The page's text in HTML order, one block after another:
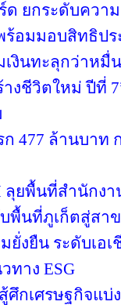
ด ยกระดับควา
ร้อมมอบสิทธิป
เงินทะลุกว่าห
งชีวิตใหม่ ปีที่
477 ล้านบาท
ลุยพื้นที่สำนักงา
พื้นที่ภูเก็ตสู่ส
งยืน ระดับเอเ
ทาง ESG
กเศรษฐกิจแบ่